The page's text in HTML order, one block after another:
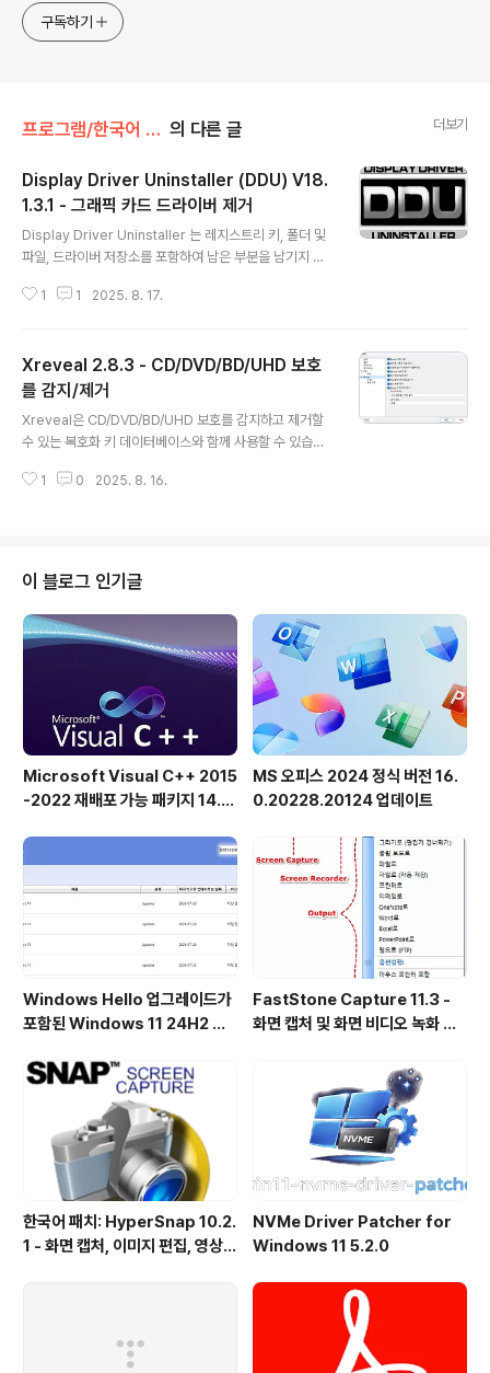
구독하기
프로그램/한국어 패치 의 다른 글 더보기
Display Driver Uninstaller (DDU) V18.
1.3.1 - 그래픽 카드 드라이버 제거
Display Driver Uninstaller 는 레지스트리 키, 폴더 및
파일, 드라이버 저장소를 포함하여 남은 부분을 남기지 않
키지를 완전히 제거하는데 도움이 되는 드라이버 제거 유
이버 제거 프로그램은 표준 드라이버 제거에 실패한 경우
또는 어쨌든 NVIDIA 및 ATI 비디오 카드 드라이버를 완전
히 삭제해야 할 때 사용하도록 설계되었습니다. 권장 사용
법: -DDU는 드라이버 제거/설치에 문제가 있거나 GPU
작업을 모르는 경우 새 드라이버를 설치할 때마다 사용해
1 1 2025. 8. 17.
Xreveal 2.8.3 - CD/DVD/BD/UHD 보호
를 감지/제거
Xreveal은 CD/DVD/BD/UHD 보호를 감지하고 제거할
수 있는 복호화 키 데이터베이스와 함께 사용할 수 있습니
트로, 복호화 키/BD+ 변환 테이블 (FUT)을 포함하지 않
스를 통해 보호를 제거할 수 있습니다. 이러한 소프트웨어
는 CD 콘텐츠가 영원히 사라지기 전에 백업할 수 있는 기
능 등 다양한 용도로 사용됩니다. 이러한 시나리오는 보호
를 제거할 수 있는 사용자의 능력에 달려 있습니다.Xreve
al은 법적 목적으로만 보호를 제거해야 하는 사용자에게 귀
1 0 2025. 8. 16.
이 블로그 인기글
Microsoft Visual C++ 2015
-2022 재배포 가능 패키지 14.5
MS 오피스 2024 정식 버전 16.
0.20228.20124 업데이트
Windows Hello 업그레이드가
포함된 Windows 11 24H2 및
출시
FastStone Capture 11.3 -
화면 캡처 및 화면 비디오 녹화 도
한국어 패치: HyperSnap 10.2.
1 - 화면 캡처, 이미지 편집, 영상
NVMe Driver Patcher for
Windows 11 5.2.0